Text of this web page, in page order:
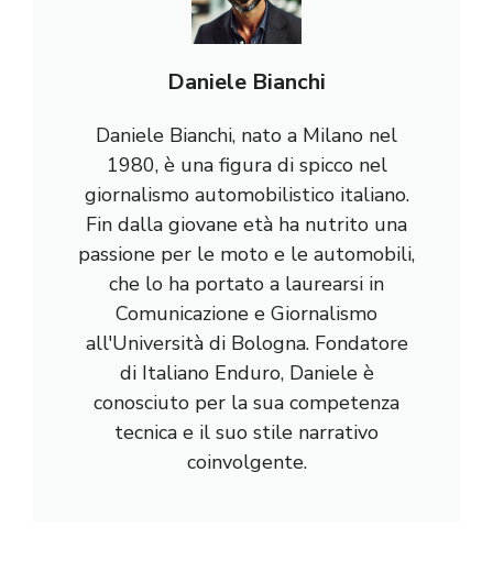
Daniele Bianchi
Daniele Bianchi, nato a Milano nel
1980, è una figura di spicco nel
giornalismo automobilistico italiano.
Fin dalla giovane età ha nutrito una
passione per le moto e le automobili,
che lo ha portato a laurearsi in
Comunicazione e Giornalismo
all'Università di Bologna. Fondatore
di Italiano Enduro, Daniele è
conosciuto per la sua competenza
tecnica e il suo stile narrativo
coinvolgente.